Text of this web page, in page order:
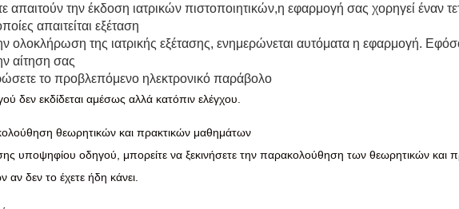
απαιτούν την έκδοση ιατρικών πιστοποιητικών,η εφαρμογή σας χορηγεί έναν
απαιτείται εξέταση
ολοκλήρωση της ιατρικής εξέτασης, ενημερώνεται αυτόματα η εφαρμογή.
αίτηση σας
το προβλεπόμενο ηλεκτρονικό παράβολο
δεν εκδίδεται αμέσως αλλά κατόπιν ελέγχου.
θεωρητικών και πρακτικών μαθημάτων
υποψηφίου οδηγού, μπορείτε να ξεκινήσετε την παρακολούθηση των θεωρητικών και
αν δεν το έχετε ήδη κάνει.